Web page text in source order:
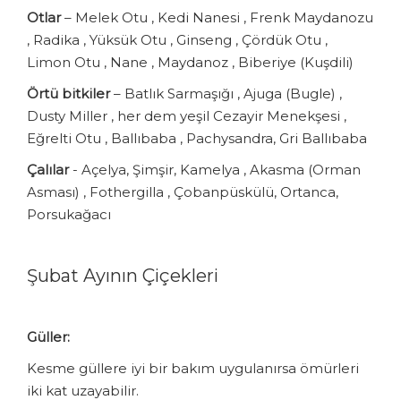
Otlar – Melek Otu , Kedi Nanesi , Frenk Maydanozu
, Radika , Yüksük Otu , Ginseng , Çördük Otu ,
Limon Otu , Nane , Maydanoz , Biberiye (Kuşdili)
Örtü bitkiler – Batlık Sarmaşığı , Ajuga (Bugle) ,
Dusty Miller , her dem yeşil Cezayir Menekşesi ,
Eğrelti Otu , Ballıbaba , Pachysandra, Gri Ballıbaba
Çalılar - Açelya, Şimşir, Kamelya , Akasma (Orman
Asması) , Fothergilla , Çobanpüskülü, Ortanca,
Porsukağacı
Şubat Ayının Çiçekleri
Güller:
Kesme güllere iyi bir bakım uygulanırsa ömürleri
iki kat uzayabilir.